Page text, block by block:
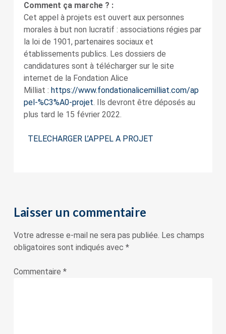
Comment ça marche ? :
Cet appel à projets est ouvert aux personnes
morales à but non lucratif : associations régies par
la loi de 1901, partenaires sociaux et
établissements publics. Les dossiers de
candidatures sont à télécharger sur le site
internet de la Fondation Alice
Milliat : https://www.fondationalicemilliat.com/ap
pel-%C3%A0-projet. Ils devront être déposés au
plus tard le 15 février 2022.
TELECHARGER L’APPEL A PROJET
Laisser un commentaire
Votre adresse e-mail ne sera pas publiée. Les champs
obligatoires sont indiqués avec *
Commentaire *